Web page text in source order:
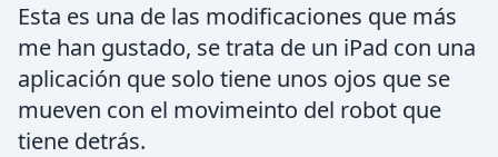
Esta es una de las modificaciones que más
me han gustado, se trata de un iPad con una
aplicación que solo tiene unos ojos que se
mueven con el movimeinto del robot que
tiene detrás.